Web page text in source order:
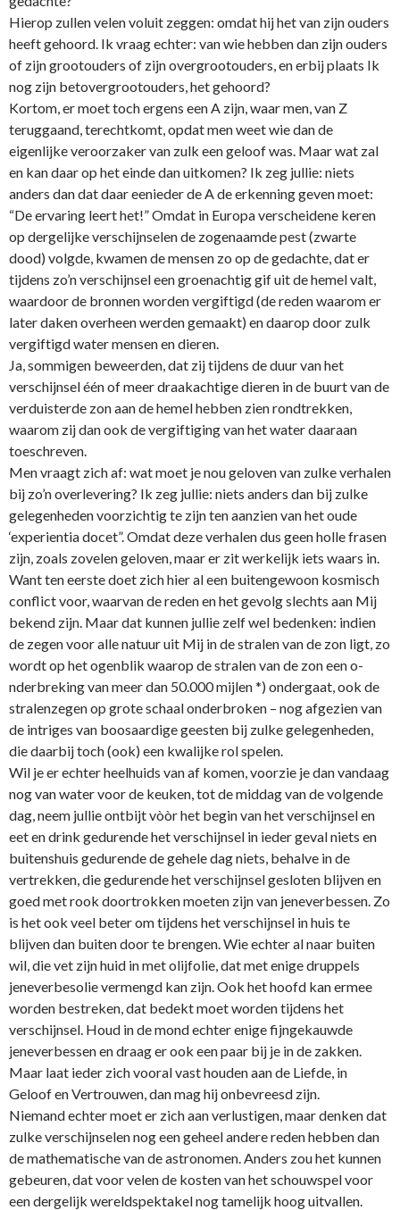
Hierop zullen velen voluit zeggen: omdat hij het van zijn ouders
heeft gehoord. Ik vraag echter: van wie hebben dan zijn ouders
of zijn grootouders of zijn overgrootouders, en erbij plaats Ik
nog zijn betovergrootouders, het gehoord?
Kortom, er moet toch ergens een A zijn, waar men, van Z
teruggaand, terechtkomt, opdat men weet wie dan de
eigenlijke veroorzaker van zulk een geloof was. Maar wat zal
en kan daar op het einde dan uitkomen? Ik zeg jullie: niets
anders dan dat daar eenieder de A de erkenning geven moet:
“De ervaring leert het!” Omdat in Europa verscheidene keren
op dergelijke verschijnselen de zogenaamde pest (zwarte
dood) volgde, kwamen de mensen zo op de gedachte, dat er
tijdens zo’n verschijnsel een groenachtig gif uit de hemel valt,
waardoor de bronnen worden vergiftigd (de reden waarom er
later daken overheen werden gemaakt) en daarop door zulk
vergiftigd water mensen en dieren.
Ja, sommigen beweerden, dat zij tijdens de duur van het
verschijnsel één of meer draakachtige dieren in de buurt van de
verduisterde zon aan de hemel hebben zien rondtrekken,
waarom zij dan ook de vergiftiging van het water daaraan
toeschreven.
Men vraagt zich af: wat moet je nou geloven van zulke verhalen
bij zo’n overlevering? Ik zeg jullie: niets anders dan bij zulke
gelegenheden voorzichtig te zijn ten aanzien van het oude
‘experientia docet”. Omdat deze verhalen dus geen holle frasen
zijn, zoals zovelen geloven, maar er zit werkelijk iets waars in.
Want ten eerste doet zich hier al een buitengewoon kosmisch
conflict voor, waarvan de reden en het gevolg slechts aan Mij
bekend zijn. Maar dat kunnen jullie zelf wel bedenken: indien
de zegen voor alle natuur uit Mij in de stralen van de zon ligt, zo
wordt op het ogenblik waarop de stralen van de zon een o­
nderbreking van meer dan 50.000 mijlen *) o­ndergaat, ook de
stralenzegen op grote schaal o­nderbroken – nog afgezien van
de intriges van boosaardige geesten bij zulke gelegenheden,
die daarbij toch (ook) een kwalijke rol spelen.
Wil je er echter heelhuids van af komen, voorzie je dan vandaag
nog van water voor de keuken, tot de middag van de volgende
dag, neem jullie o­ntbijt vòòr het begin van het verschijnsel en
eet en drink gedurende het verschijnsel in ieder geval niets en
buitenshuis gedurende de gehele dag niets, behalve in de
vertrekken, die gedurende het verschijnsel gesloten blijven en
goed met rook doortrokken moeten zijn van jeneverbessen. Zo
is het ook veel beter om tijdens het verschijnsel in huis te
blijven dan buiten door te brengen. Wie echter al naar buiten
wil, die vet zijn huid in met olijfolie, dat met enige druppels
jeneverbesolie vermengd kan zijn. Ook het hoofd kan ermee
worden bestreken, dat bedekt moet worden tijdens het
verschijnsel. Houd in de mond echter enige fijngekauwde
jeneverbessen en draag er ook een paar bij je in de zakken.
Maar laat ieder zich vooral vast houden aan de Liefde, in
Geloof en Vertrouwen, dan mag hij o­nbevreesd zijn.
Niemand echter moet er zich aan verlustigen, maar denken dat
zulke verschijnselen nog een geheel andere reden hebben dan
de mathematische van de astronomen. Anders zou het kunnen
gebeuren, dat voor velen de kosten van het schouwspel voor
een dergelijk wereldspektakel nog tamelijk hoog uitvallen.